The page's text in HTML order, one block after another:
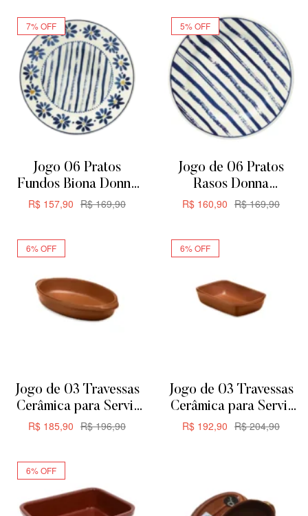
7% OFF
Jogo 06 Pratos
Fundos Biona Donna
Margaridas 21,5cm
R$169,90
R$ 157,90
5% OFF
Jogo de 06 Pratos
Rasos Donna
Margaridas Biona
R$169,90
R$ 160,90
6% OFF
Jogo de 03 Travessas
Cerâmica para Servir
ou Forno de Barro –
R$196,90
R$ 185,90
6% OFF
Jogo de 03 Travessas
Cerâmica para Servir
ou Forno de Barro –
R$204,90
R$ 192,90
6% OFF